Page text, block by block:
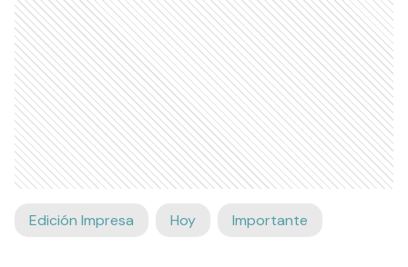
Edición Impresa Hoy Importante